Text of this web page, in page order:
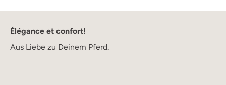
Élégance et confort!
Aus Liebe zu Deinem Pferd.